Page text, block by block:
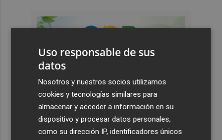
Uso responsable de sus
datos
Nosotros y nuestros socios utilizamos
cookies y tecnologías similares para
almacenar y acceder a información en su
dispositivo y procesar datos personales,
como su dirección IP, identificadores únicos